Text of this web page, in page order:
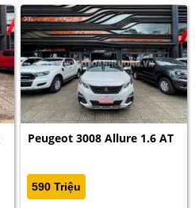
Peugeot 3008 Allure 1.6 AT
590 Triệu